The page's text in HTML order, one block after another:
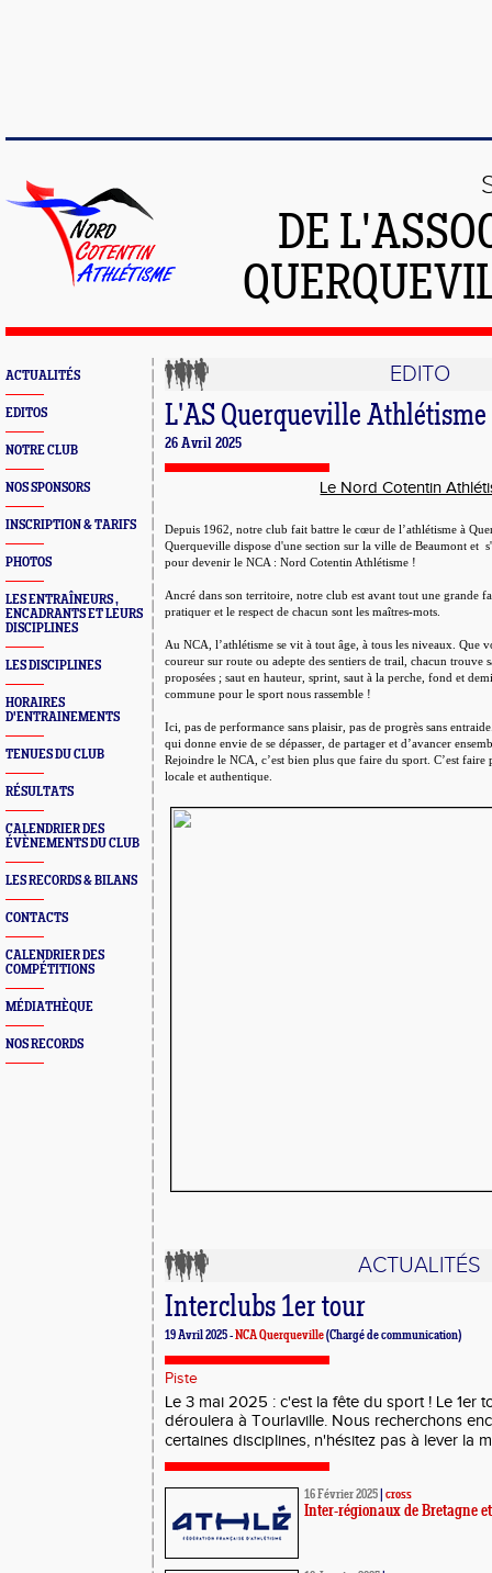
DE
ACTUALITÉS
EDITOS
NOTRE CLUB
NOS SPONSORS
INSCRIPTION & TARIFS
PHOTOS
LES ENTRAÎNEURS ,
ENCADRANTS ET LEURS
DISCIPLINES
LES DISCIPLINES
HORAIRES
D'ENTRAINEMENTS
TENUES DU CLUB
RÉSULTATS
CALENDRIER DES
ÉVÈNEMENTS DU CLUB
LES RECORDS & BILANS
CONTACTS
CALENDRIER DES
COMPÉTITIONS
MÉDIATHÈQUE
NOS RECORDS
EDITO
L'AS Querqueville Athlétisme
26 Avril 2025
Le Nord Cotentin
Depuis 1962, notre club fait battre le cœur de l’athlétisme à
Querqueville dispose d'une section sur la ville de Beaumont et
pour devenir le NCA : Nord Cotentin Athlétisme !
Ancré dans son territoire, notre club est avant tout une grande
pratiquer et le respect de chacun sont les maîtres-mots.
Au NCA, l’athlétisme se vit à tout âge, à tous les niveaux. Que
coureur sur route ou adepte des sentiers de trail, chacun trouve
proposées ; saut en hauteur, sprint, saut à la perche, fond et
commune pour le sport nous rassemble !
Ici, pas de performance sans plaisir, pas de progrès sans
qui donne envie de se dépasser, de partager et d’avancer
Rejoindre le NCA, c’est bien plus que faire du sport. C’est faire
locale et authentique.
ACTUALITÉS
Interclubs 1er tour
19 Avril 2025 -NCA Querqueville(Chargé de communication)
Piste
Le 3 mai 2025 : c'est la fête du sport ! Le 1er
déroulera à Tourlaville. Nous recherchons
certaines disciplines, n'hésitez pas à lever la
16 Février 2025 cross
Inter-régionaux de Bretagne